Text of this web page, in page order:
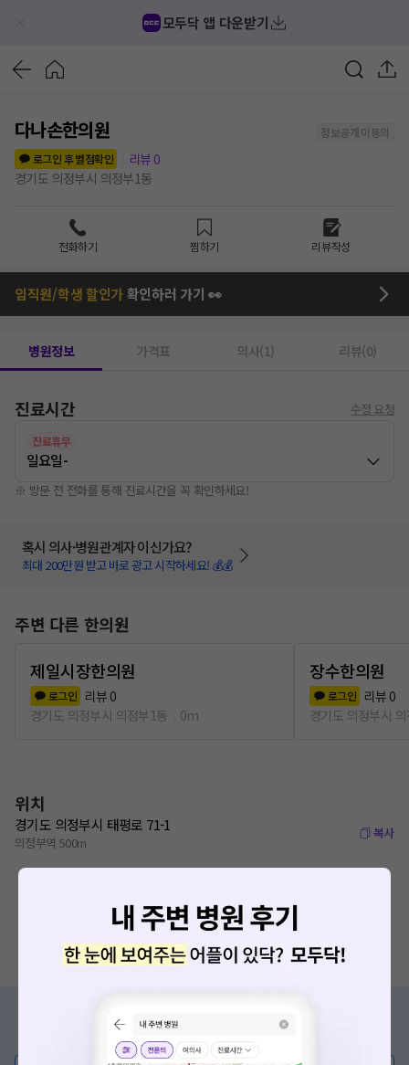
모두닥 앱 다운받기
다나손한의원
정보공개 미동의
로그인 후 별점확인
리뷰 0
경기도 의정부시 의정부1동
전화하기 찜하기 리뷰작성
임직원/학생 할인가확인하러 가기 👀
병원정보 가격표 의사(1) 리뷰(0)
진료시간 수정 요청
진료휴무
일요일-
※ 방문 전 전화를 통해 진료시간을 꼭 확인하세요!
혹시 의사·병원관계자 이신가요?
최대 200만원 받고 바로 광고 시작하세요! 💰💰
주변 다른 한의원
제일시장한의원
로그인 리뷰 0
경기도 의정부시 의정부1동
0m
장수한의원
로그인 리뷰 0
경기도 의정부시
위치
경기도 의정부시 태평로 71-1
의정부역 500m
복사
증상/치료, 궁금한 점이 있나요?
의사가 직접 답해드려요!